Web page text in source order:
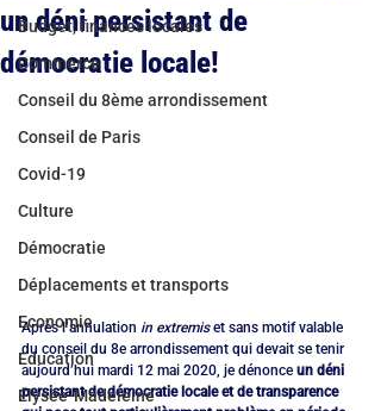
Budget, finances locales
Commerce
Conseil du 8ème arrondissement
Conseil de Paris
Covid-19
Culture
Démocratie
Déplacements et transports
Economie
Education
Elysée-Madeleine
un déni persistant de
démocratie locale!
Après l’annulation in extremis et sans motif valable
du conseil du 8e arrondissement qui devait se tenir
aujourd’hui mardi 12 mai 2020, je dénonce un déni
persistant de démocratie locale et de transparence